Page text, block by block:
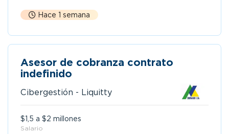
Hace 1 semana
Asesor de cobranza contrato
indefinido
Cibergestión - Liquitty
$1,5 a $2 millones
Salario